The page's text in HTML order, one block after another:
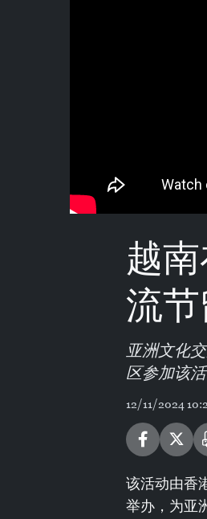
越
流
亚洲文化
区参加该活
12/11/2024
该活动由香
举办，为亚